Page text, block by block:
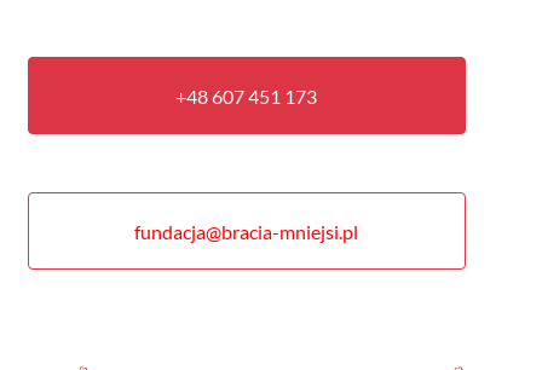
+48 607 451 173
fundacja@bracia-mniejsi.pl